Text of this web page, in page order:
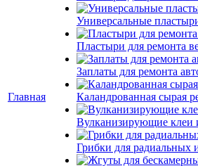
Главная
Универсальные
Пластыри для ремонта
Заплаты для ремонта
Каландрованная сырая
Вулканизирующие клеи
Грибки для радиальных